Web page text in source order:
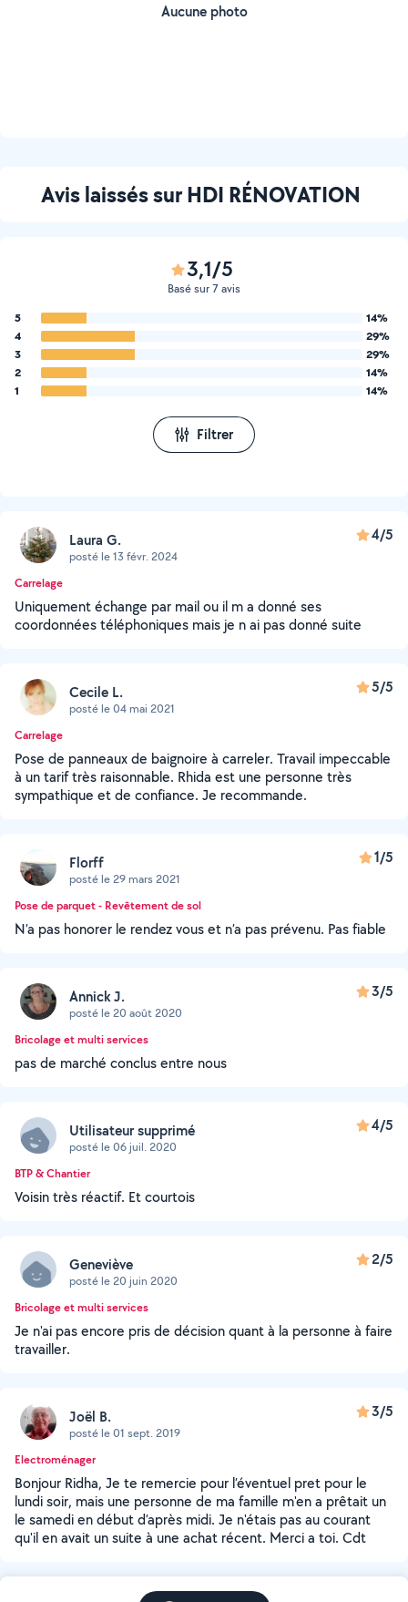
Aucune photo
Avis laissés sur HDI RÉNOVATION
3,1/5
Basé sur 7 avis
5
14%
4
29%
3
29%
2
14%
1
14%
Filtrer
Laura G.
posté le 13 févr. 2024
4/5
Carrelage
Uniquement échange par mail ou il m a donné ses
coordonnées téléphoniques mais je n ai pas donné suite
Cecile L.
posté le 04 mai 2021
5/5
Carrelage
Pose de panneaux de baignoire à carreler. Travail impeccable
à un tarif très raisonnable. Rhida est une personne très
sympathique et de confiance. Je recommande.
Florff
posté le 29 mars 2021
1/5
Pose de parquet - Revêtement de sol
N’a pas honorer le rendez vous et n’a pas prévenu. Pas fiable
Annick J.
posté le 20 août 2020
3/5
Bricolage et multi services
pas de marché conclus entre nous
Utilisateur supprimé
posté le 06 juil. 2020
4/5
BTP & Chantier
Voisin très réactif. Et courtois
Geneviève
posté le 20 juin 2020
2/5
Bricolage et multi services
Je n'ai pas encore pris de décision quant à la personne à faire
travailler.
Joël B.
posté le 01 sept. 2019
3/5
Electroménager
Bonjour Ridha, Je te remercie pour l’éventuel pret pour le
lundi soir, mais une personne de ma famille m'en a prêtait un
le samedi en début d’après midi. Je n'étais pas au courant
qu'il en avait un suite à une achat récent. Merci a toi. Cdt